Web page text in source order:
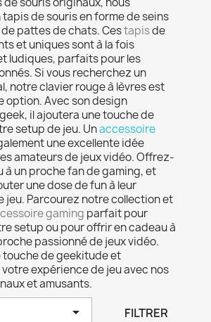
de souris en forme de seins
pattes de chats. Cestapisde
et uniques sont à la fois
ludiques, parfaits pour les
Si vous recherchez un
notre clavier rouge à lèvres est
option. Avec son design
il ajoutera une touche de
setup de jeu. Unaccessoire
une excellente idée
amateurs de jeux vidéo. Offrez-
à un proche fan de gaming, et
une dose de fun à leur
jeu. Parcourez notre collection et
gaming parfait pour
setup ou pour offrir en cadeau à
passionné de jeux vidéo.
de geekitude et
expérience de jeu avec nos
et amusants.
 FILTRER